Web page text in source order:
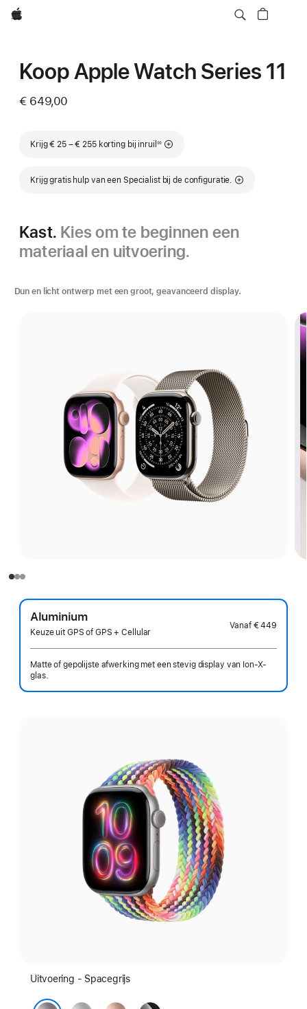
Apple
Koop Apple Watch Series 11
€ 649,00
Krijg € 25 – € 255 korting bij inruil
Voetnoot
◊◊
Krijg gratis hulp van een Specialist bij de configuratie.
Kast. Kies om te beginnen een
materiaal en uitvoering.
Dun en licht ontwerp met een groot, geavanceerd display.
Aluminium
Keuze uit GPS of GPS + Cellular
Vanaf € 449
Matte of gepolijste afwerking met een stevig display van Ion-X-
glas.
Uitvoering - Spacegrijs